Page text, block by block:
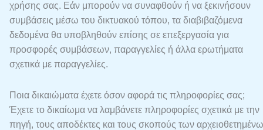
χρήσης σας. Εάν μπορούν να συναφθούν ή να ξεκινήσουν
συμβάσεις μέσω του δικτυακού τόπου, τα διαβιβαζόμενα
δεδομένα θα υποβληθούν επίσης σε επεξεργασία για
προσφορές συμβάσεων, παραγγελίες ή άλλα ερωτήματα
σχετικά με παραγγελίες.
Ποια δικαιώματα έχετε όσον αφορά τις πληροφορίες σας;
Έχετε το δικαίωμα να λαμβάνετε πληροφορίες σχετικά με την
πηγή, τους αποδέκτες και τους σκοπούς των